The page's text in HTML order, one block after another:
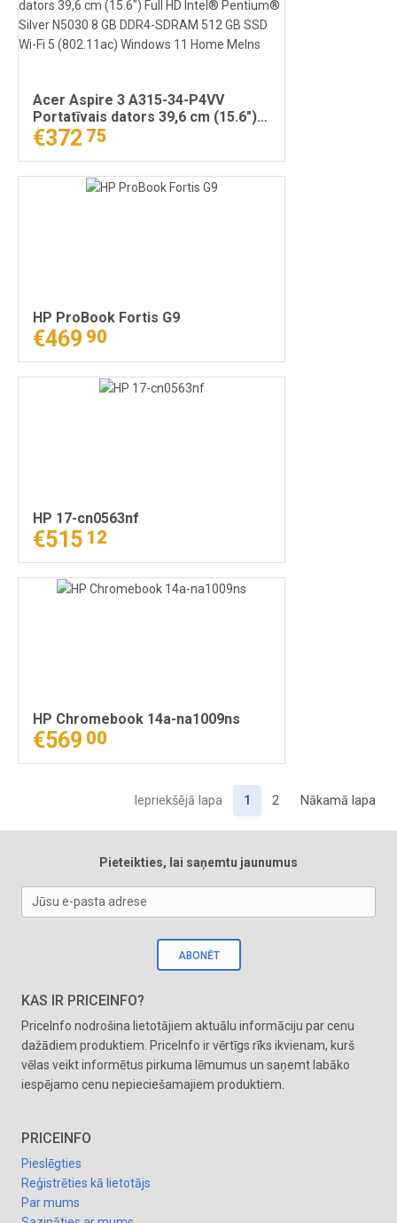
Acer Aspire 3 A315-34-P4VV
Portatīvais dators 39,6 cm (15.6")
Full HD Intel® Pentium® Silver
N5030 8 GB DDR4-SDRAM 512 GB
SSD Wi-Fi 5 (802.11ac) Windows 11
Home Melns
€372 75
HP ProBook Fortis G9
€469 90
HP 17-cn0563nf
€515 12
HP Chromebook 14a-na1009ns
€569 00
Iepriekšējā lapa 1 2 Nākamā lapa
Pieteikties, lai saņemtu jaunumus
Jūsu e-pasta adrese
ABONĒT
KAS IR PRICEINFO?
PriceInfo nodrošina lietotājiem aktuālu informāciju par cenu
dažādiem produktiem. PriceInfo ir vērtīgs rīks ikvienam, kurš
vēlas veikt informētus pirkuma lēmumus un saņemt labāko
iespējamo cenu nepieciešamajiem produktiem.
PRICEINFO
Pieslēgties
Reģistrēties kā lietotājs
Par mums